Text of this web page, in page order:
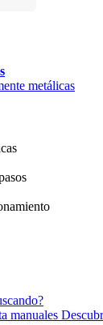
metálicas
manuales